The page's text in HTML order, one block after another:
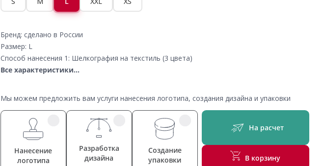
Бренд: сделано в России
Размер: L
Способ нанесения 1: Шелкография на текстиль (3 цвета)
Все характеристики...
Мы можем предложить вам услуги нанесения логотипа, создания дизайна и упаковки
Нанесение
логотипа
Разработка
дизайна
Создание
упаковки
На расчет
В корзину